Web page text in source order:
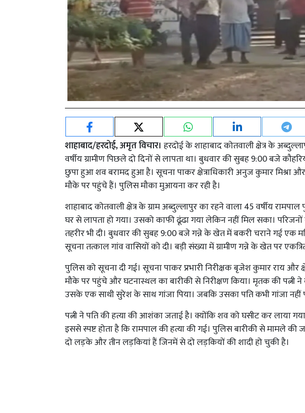
शाहाबाद/हरदोई, अमृत विचार। हरदोई के शाहाबाद कोतवाली क्षेत्र के
वर्षीय ग्रामीण पिछले दो दिनों से लापता था। बुधवार की सुबह 9:00 बजे
छुपा हुआ शव बरामद हुआ है। सूचना पाकर क्षेत्राधिकारी अनुज कुमार मिश्रा और
मौके पर पहुंचे हैं। पुलिस मौका मुआयना कर रही है।
शाहाबाद कोतवाली क्षेत्र के ग्राम अब्दुल्लापुर का रहने वाला 45 वर्षीय
घर से लापता हो गया। उसको काफी ढूंढा गया लेकिन नहीं मिल सका।
तहरीर भी दी। बुधवार की सुबह 9:00 बजे गन्ने के खेत में बकरी चराने गई एक
सूचना तत्काल गांव वासियों को दी। बड़ी संख्या में ग्रामीण गन्ने के खेत पर
पुलिस को सूचना दी गई। सूचना पाकर प्रभारी निरीक्षक बृजेश कुमार राय और
मौके पर पहुंचे और घटनास्थल का बारीकी से निरीक्षण किया। मृतक की पत्नी
उसके एक साथी सुरेश के साथ गांजा पिया। जबकि उसका पति कभी गांजा नहीं
पत्नी ने पति की हत्या की आशंका जताई है। क्योंकि शव को घसीट कर लाया
इससे स्पष्ट होता है कि रामपाल की हत्या की गई। पुलिस बारीकी से मामले
दो लड़के और तीन लड़कियां हैं जिनमें से दो लड़कियों की शादी हो चुकी है।